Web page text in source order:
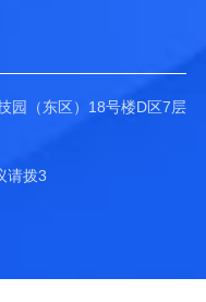
园（东区）18号楼D区7层
请拨3